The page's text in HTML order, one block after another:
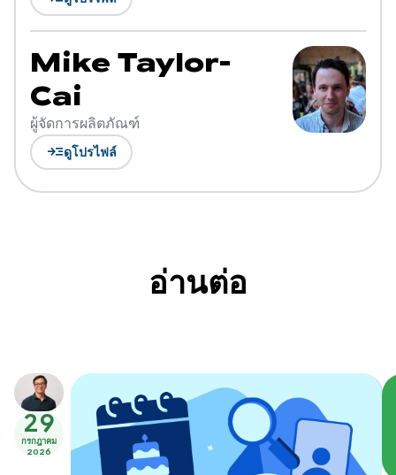
Mike Taylor-
Cai
ผู้จัดการผลิตภัณฑ์
read_moreดูโปรไฟล์
อ่านต่อ
29
กรกฎาคม
2026